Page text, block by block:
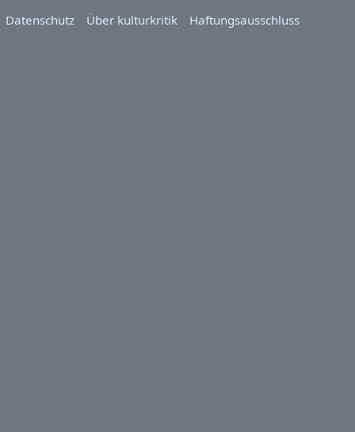
Datenschutz
Über kulturkritik Haftungsausschluss